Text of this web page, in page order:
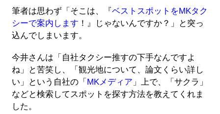
筆者は思わず「そこは、『ベストスポットをMKタク
シーで案内します ！』じゃないんですか？」と突っ
込んでしまいます。
今井さんは「自社タクシー推すの下手なんですよ
ね」と苦笑し、「観光地について、論文くらい詳し
い」という自社の「 MKメディア 」上で、「サクラ」
などと検索してスポットを探す方法を教えてくれま
した。